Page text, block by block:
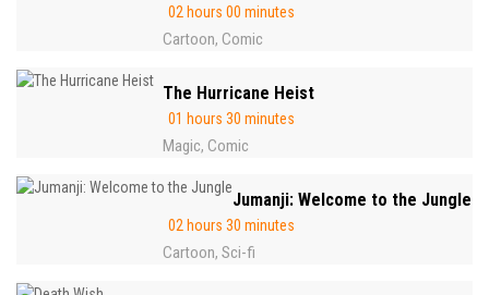
02 hours 00 minutes
Cartoon, Comic
The Hurricane Heist
01 hours 30 minutes
Magic, Comic
Jumanji: Welcome to the Jungle
02 hours 30 minutes
Cartoon, Sci-fi